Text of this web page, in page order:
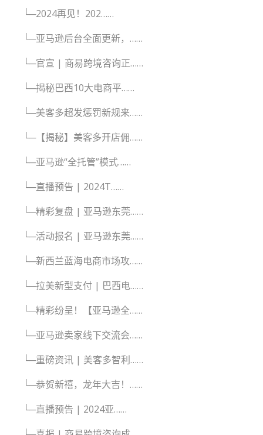
└─2024再见！202……
└─亚马逊后台全面更新，……
└─官宣 | 商易跨境咨询正……
└─揭秘巴西10大电商平……
└─美客多超发惩罚新规来……
└─【揭秘】美客多开店佣……
└─亚马逊“全托管”模式……
└─直播预告 | 2024T……
└─精彩复盘 | 亚马逊东莞……
└─活动报名 | 亚马逊东莞……
└─新西兰蓝海电商市场攻……
└─拉美新型支付 | 巴西电……
└─精彩纷呈！【亚马逊全……
└─亚马逊卖家线下交流会……
└─重磅资讯 | 美客多智利……
└─恭贺新禧，龙年大吉！……
└─直播预告 | 2024亚……